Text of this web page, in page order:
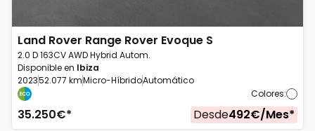
Land Rover Range Rover Evoque S
2.0 D 163CV AWD Hybrid Autom.
Disponible en Ibiza
202352.077 kmMicro-HíbridoAutomático
Colores:
35.250€* Desde492€/Mes*